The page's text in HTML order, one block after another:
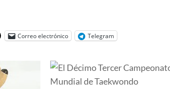
Correo electrónico Telegram